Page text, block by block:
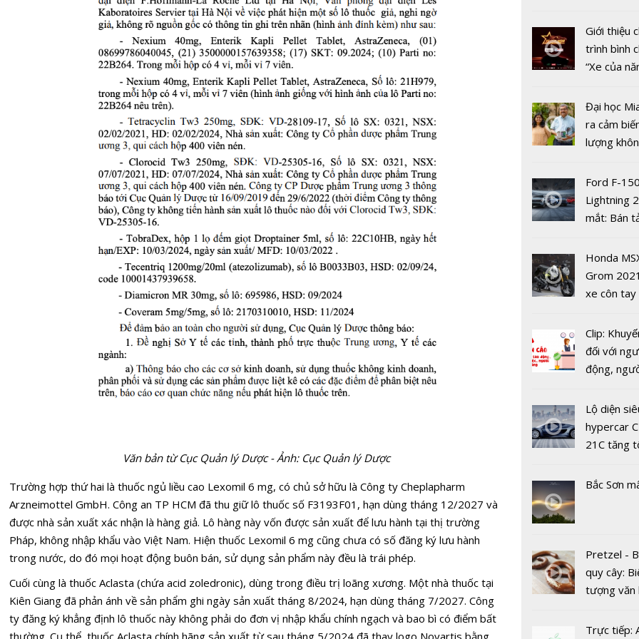
Văn bản từ Cục Quản lý Dược - Ảnh: Cục Quản lý Dược
Trường hợp thứ hai là thuốc ngủ liều cao Lexomil 6 mg, có chủ sở hữu là Công ty Cheplapharm
Arzneimottel GmbH. Công an TP HCM đã thu giữ lô thuốc số F3193F01, hạn dùng tháng 12/2027 và
được nhà sản xuất xác nhận là hàng giả. Lô hàng này vốn được sản xuất để lưu hành tại thị trường
Pháp, không nhập khẩu vào Việt Nam. Hiện thuốc Lexomil 6 mg cũng chưa có số đăng ký lưu hành
trong nước, do đó mọi hoạt động buôn bán, sử dụng sản phẩm này đều là trái phép.
Cuối cùng là thuốc Aclasta (chứa acid zoledronic), dùng trong điều trị loãng xương. Một nhà thuốc tại
Kiên Giang đã phản ánh về sản phẩm ghi ngày sản xuất tháng 8/2024, hạn dùng tháng 7/2027. Công
ty đăng ký khẳng định lô thuốc này không phải do đơn vị nhập khẩu chính ngạch và bao bì có điểm bất
Phường
số', hỗ trợ
dân đăng
sức khỏe
Vietnam
công nghệ
Hành
năm 2022
Giới thiệu
trình bình
“Xe của
Đại học
ra cảm
lượng
19
Ford F-
Lightning
mắt: Bán
chưa đến
USD
Honda
Grom
xe côn tay
Clip:
đối với
động,
hàng tại
vụ trong
Covid-19
Lộ diện
hypercar
21C tăng
2 giây
Bắc Sơn
Pretzel -
quy cây:
tượng văn
tranh cãi
Trực tiếp: